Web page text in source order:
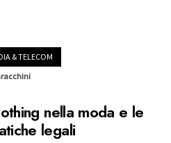
& TELECOM
nella moda e le
legali